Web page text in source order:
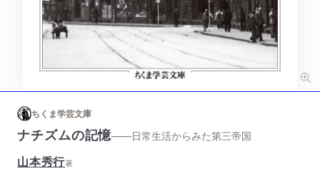
ちくま学芸文庫
ナチズムの記憶——日常生活からみた第三帝国
山本秀行著